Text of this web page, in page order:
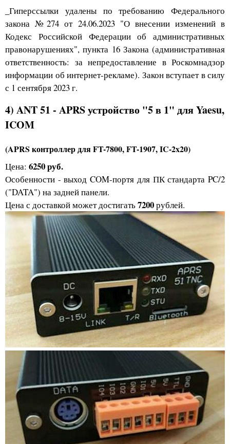
_Гиперссылки удалены по требованию Федерального
закона №274 от 24.06.2023 "О внесении изменений в
Кодекс Российской Федерации об административных
правонарушениях", пункта 16 Закона (административная
ответственность: за непредоставление в Роскомнадзор
информации об интернет-рекламе). Закон вступает в силу
с 1 сентября 2023 г.
4) ANT 51 - APRS устройство "5 в 1" для Yaesu,
ICOM
(APRS контроллер для FT-7800, FT-1907, IC-2x20)
Цена: 6250 руб.
Особенности - выход COM-портя для ПК стандарта PC/2
("DATA") на задней панели.
Цена с доставкой может достигать7200рублей.